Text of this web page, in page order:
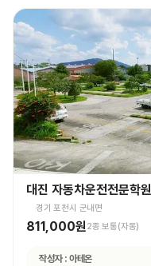
대진 자동차운전전문학원
경기 포천시 군내면
811,000원 2종 보통(자동)
작성자 : 아테온